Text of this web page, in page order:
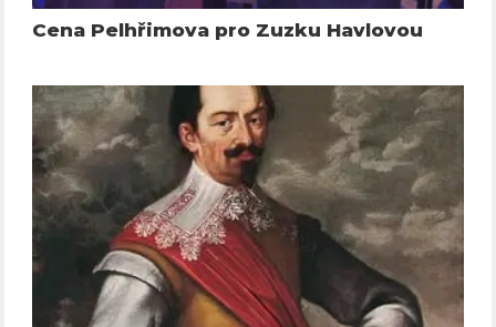
Cena Pelhřimova pro Zuzku Havlovou